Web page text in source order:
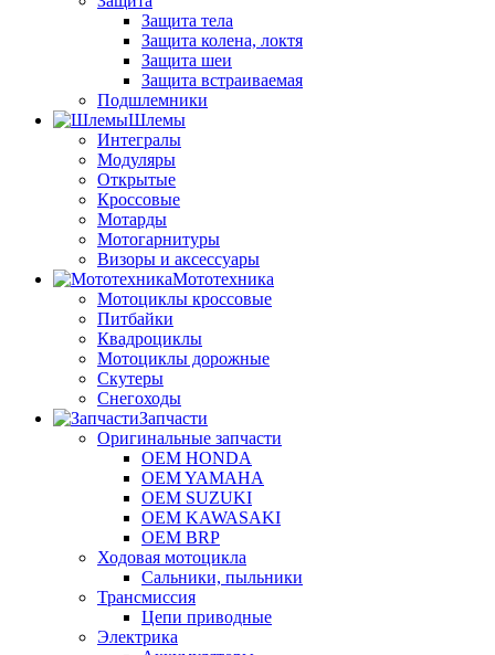
Защита тела
Защита колена, локтя
Защита шеи
Защита встраиваемая
Подшлемники
Шлемы
Интегралы
Модуляры
Открытые
Кроссовые
Мотарды
Мотогарнитуры
Визоры и аксессуары
Мототехника
Мотоциклы кроссовые
Питбайки
Квадроциклы
Мотоциклы дорожные
Скутеры
Снегоходы
Запчасти
Оригинальные запчасти
OEM HONDA
OEM YAMAHA
OEM SUZUKI
OEM KAWASAKI
OEM BRP
Ходовая мотоцикла
Сальники, пыльники
Трансмиссия
Цепи приводные
Электрика